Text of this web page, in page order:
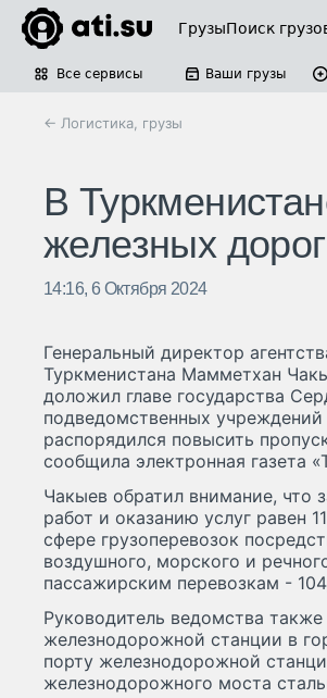
ГрузыПоиск
Все сервисы Ваши грузы
← Логистика, грузы
В
железных дорог
14:16, 6 Октября 2024
Генеральный директор
Туркменистана Мамметхан
доложил главе государства
подведомственных
распорядился повысить
сообщила электронная газета
Чакыев обратил внимание, что
работ и оказанию услуг равен
сфере грузоперевозок
воздушного, морского и
пассажирским перевозкам -
Руководитель ведомства
железнодорожной станции в
порту железнодорожной
железнодорожного моста